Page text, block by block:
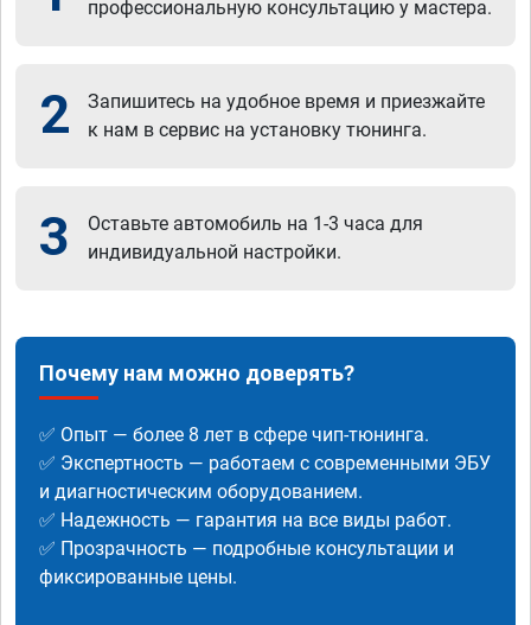
профессиональную консультацию у мастера.
2
Запишитесь на удобное время и приезжайте
к нам в сервис на установку тюнинга.
3
Оставьте автомобиль на 1-3 часа для
индивидуальной настройки.
Почему нам можно доверять?
✅ Опыт — более 8 лет в сфере чип-тюнинга.
✅ Экспертность — работаем с современными ЭБУ
и диагностическим оборудованием.
✅ Надежность — гарантия на все виды работ.
✅ Прозрачность — подробные консультации и
фиксированные цены.